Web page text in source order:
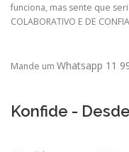
funciona, mas sente que
COLABORATIVO E DE
Mande um Whatsapp 11
Konfide -